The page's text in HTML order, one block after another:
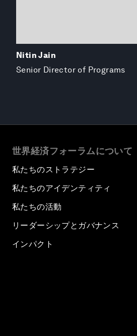
Nitin Jain
Senior Director of Programs
世界経済フォーラムについて
私たちのストラテジー
私たちのアイデンティティ
私たちの活動
リーダーシップとガバナンス
インパクト